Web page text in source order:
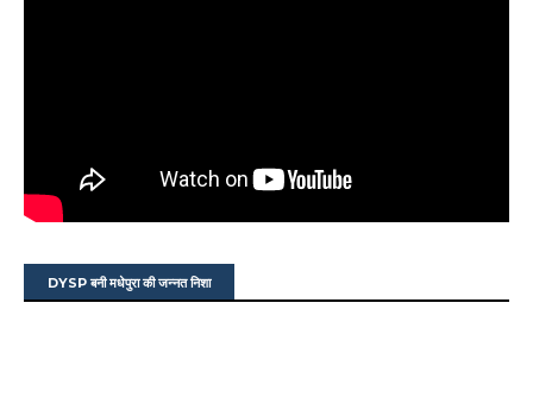
DYSP बनी मधेपुरा की जन्नत निशा